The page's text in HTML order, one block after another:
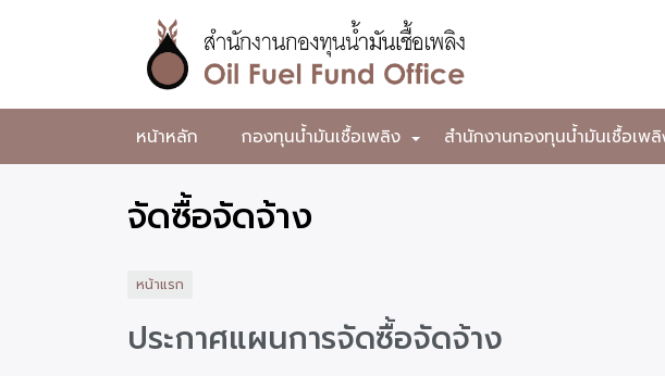
หลัก
สำนักงาน
กองทุน
น้ำมัน
เพลิง
หน้าหลัก +
กองทุนน้ำมันเชื้อเพลิง สำนักงานกองทุนน้ำมันเชื้อเพ
จัดซื้อจัดจ้าง
หน้าแรก
ประกาศแผนการจัดซื้อจัดจ้าง